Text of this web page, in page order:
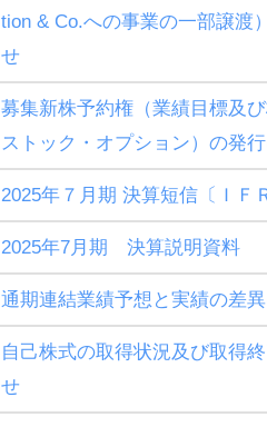
tion & Co.への事業の一部譲渡
せ
募集新株予約権（業績目標及
ストック・オプション）の発
2025年７月期 決算短信〔ＩＦ
2025年7月期 決算説明資料
通期連結業績予想と実績の差
自己株式の取得状況及び取得
せ